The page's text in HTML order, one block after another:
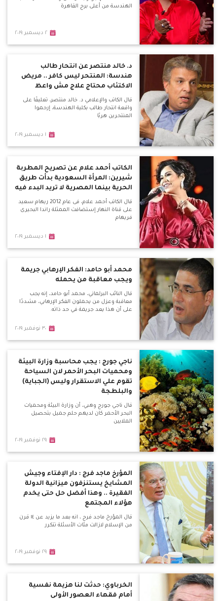
الهندسة من أعلى برج القاهرة
٢ ديسمبر ٢٠١٩
د. خالد منتصر عن انتحار طالب
هندسة: المنتحر ليس كافر .. مريض
الاكتئاب محتاج علاج مش واعظ
قال الكاتب والإعلامي د. خالد منتصر، تعليقًا على
واقعة انتحار طالب بكلية الهندسة، إرحموا
المنتحرين هربًا
١ ديسمبر ٢٠١٩
الكاتب أحمد علام عن تصريح المطربة
شيرين: المرأة السعودية بدأت طريق
الحرية بينما المصرية لا تريد البدء فيه
قال الكاتب أحمد علام، فى عام 2012 ريهام سعيد
على قناة النهار إستضافت الممثلة راندا البحيرى
فريهام
١ ديسمبر ٢٠١٩
محمد أبو حامد: الفكر الإرهابي جريمة
ويجب معاقبة من يحمله
قال النائب البرلماني، محمد أبو حامد، إنه يجب
معاقبة وعزل من يحملون الفكر الإرهابي، مشددًا
على أن هذا يعد جريمة في حد ذاته.
٣٠ نوفمبر ٢٠١٩
ناجي جورج : يجب محاسبة وزارة البيئة
ومحميات البحر الأحمر لان السياحة
تقوم علي الاستقرار وليس (الجباية)
والبلطجة
قال ناجي جورج وهبي، أن وزارة البيئة ومحميات
البحر الأحمر كان لديهم حلم جميل بتحصيل
الملايين
٢٩ نوفمبر ٢٠١٩
المؤرخ ماجد فرج : دار الإفتاء وجيش
المشايخ يستنزفون ميزانية الدولة
الفقيرة .. وهذا أفضل حل حتى يخدم
هؤلاء المجتمع
قال المؤرخ ماجد فرج ، انه بعد ما يزيد عن ١٤ قرن
من الإسلام لازالت مئات الأسئلة تتكرر
٢٩ نوفمبر ٢٠١٩
الخرباوي: حدثت لنا هزيمة نفسية
أمام فقهاء العصور الأولى